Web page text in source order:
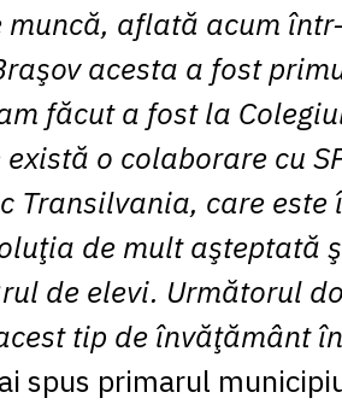
aflată acum
acesta a fost
făcut a fost la
o colaborare cu
Transilvania, care
de mult aşteptată
de elevi. Următorul
tip de învăţământ
spus primarul